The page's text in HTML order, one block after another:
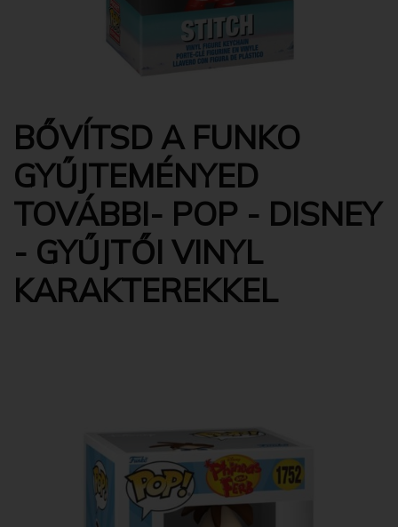
BŐVÍTSD A FUNKO
GYŰJTEMÉNYED
TOVÁBBI- POP - DISNEY
- GYŰJTŐI VINYL
KARAKTEREKKEL